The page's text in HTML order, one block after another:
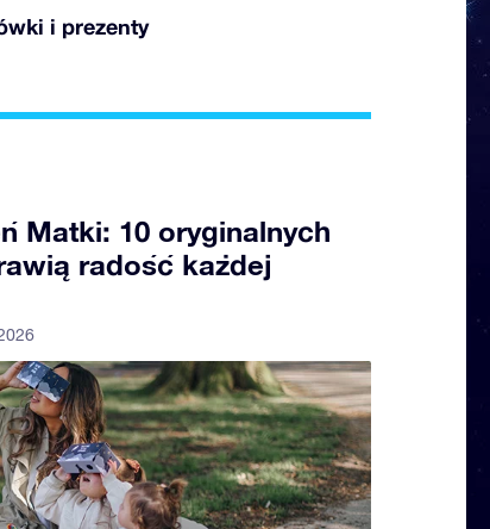
i prezenty
Matki: 10 oryginalnych
radość każdej